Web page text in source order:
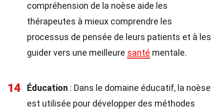
compréhension de la noèse aide les
thérapeutes à mieux comprendre les
processus de pensée de leurs patients et à les
guider vers une meilleure santé mentale.
14 Éducation : Dans le domaine éducatif, la noèse
est utilisée pour développer des méthodes